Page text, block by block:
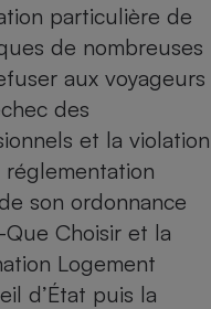
particulière de
de nombreuses
aux voyageurs
des
et la violation
réglementation
son ordonnance
Que Choisir et la
Logement
d’État puis la
Cafetière à expressos
Robot ménager